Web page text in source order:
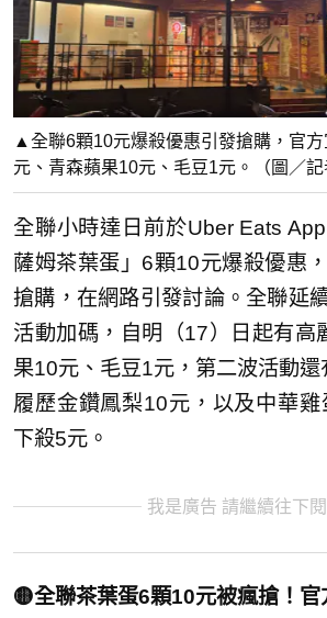
▲全聯6顆10元爆殺優惠引發搶購，官
元、青森蘋果10元、毛豆1元。（圖／記
全聯小時達日前於Uber Eats
薩姆茶葉蛋」6顆10元爆殺優惠
搶購，在網路引發討論。全聯延
活動加碼，自明（17）日起有高
果10元、毛豆1元，第二波活動
履歷金鑽鳳梨10元，以及中華
下殺5元。
我是廣告 請繼續往下
🟡全聯茶葉蛋6顆10元被瘋搶！官